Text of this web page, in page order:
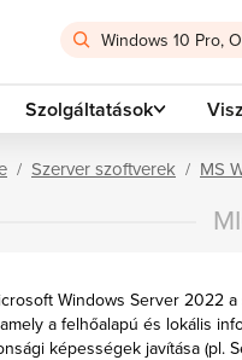
Szolgáltatások
Szerver szoftverek MS
Windows Server 2022
amely a felhőalapú és lokális
képességek javítása (pl.